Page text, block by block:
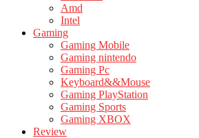
Amd
Intel
Gaming
Gaming Mobile
Gaming nintendo
Gaming Pc
Keyboard&&Mouse
Gaming PlayStation
Gaming Sports
Gaming XBOX
Review